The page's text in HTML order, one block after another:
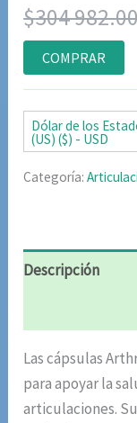
con4.67de
5 en base
a
valoraciones
de
clientes
$304
COMPRAR
Dólar de los
(US) ($) - USD
Categoría:
Descripción
Las cápsulas
para apoyar la
articulaciones.